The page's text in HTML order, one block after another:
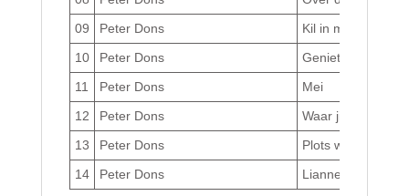
09
Peter Dons
Kil in mijn hart
10
Peter Dons
Geniet van het
11
Peter Dons
Mei
12
Peter Dons
Waar jij verschijnt
13
Peter Dons
Plots was jij weg
14
Peter Dons Lianne